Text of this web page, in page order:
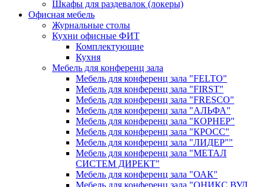
Шкафы для раздевалок (локеры)
Офисная мебель
Журнальные столы
Кухни офисные ФИТ
Комплектующие
Кухня
Мебель для конференц зала
Мебель для конференц зала "FELTO"
Мебель для конференц зала "FIRST"
Мебель для конференц зала "FRESCO"
Мебель для конференц зала "АЛЬФА"
Мебель для конференц зала "КОРНЕР"
Мебель для конференц зала "КРОСС"
Мебель для конференц зала "ЛИДЕР""
Мебель для конференц зала "МЕТАЛ
СИСТЕМ ДИРЕКТ"
Мебель для конференц зала "ОАК"